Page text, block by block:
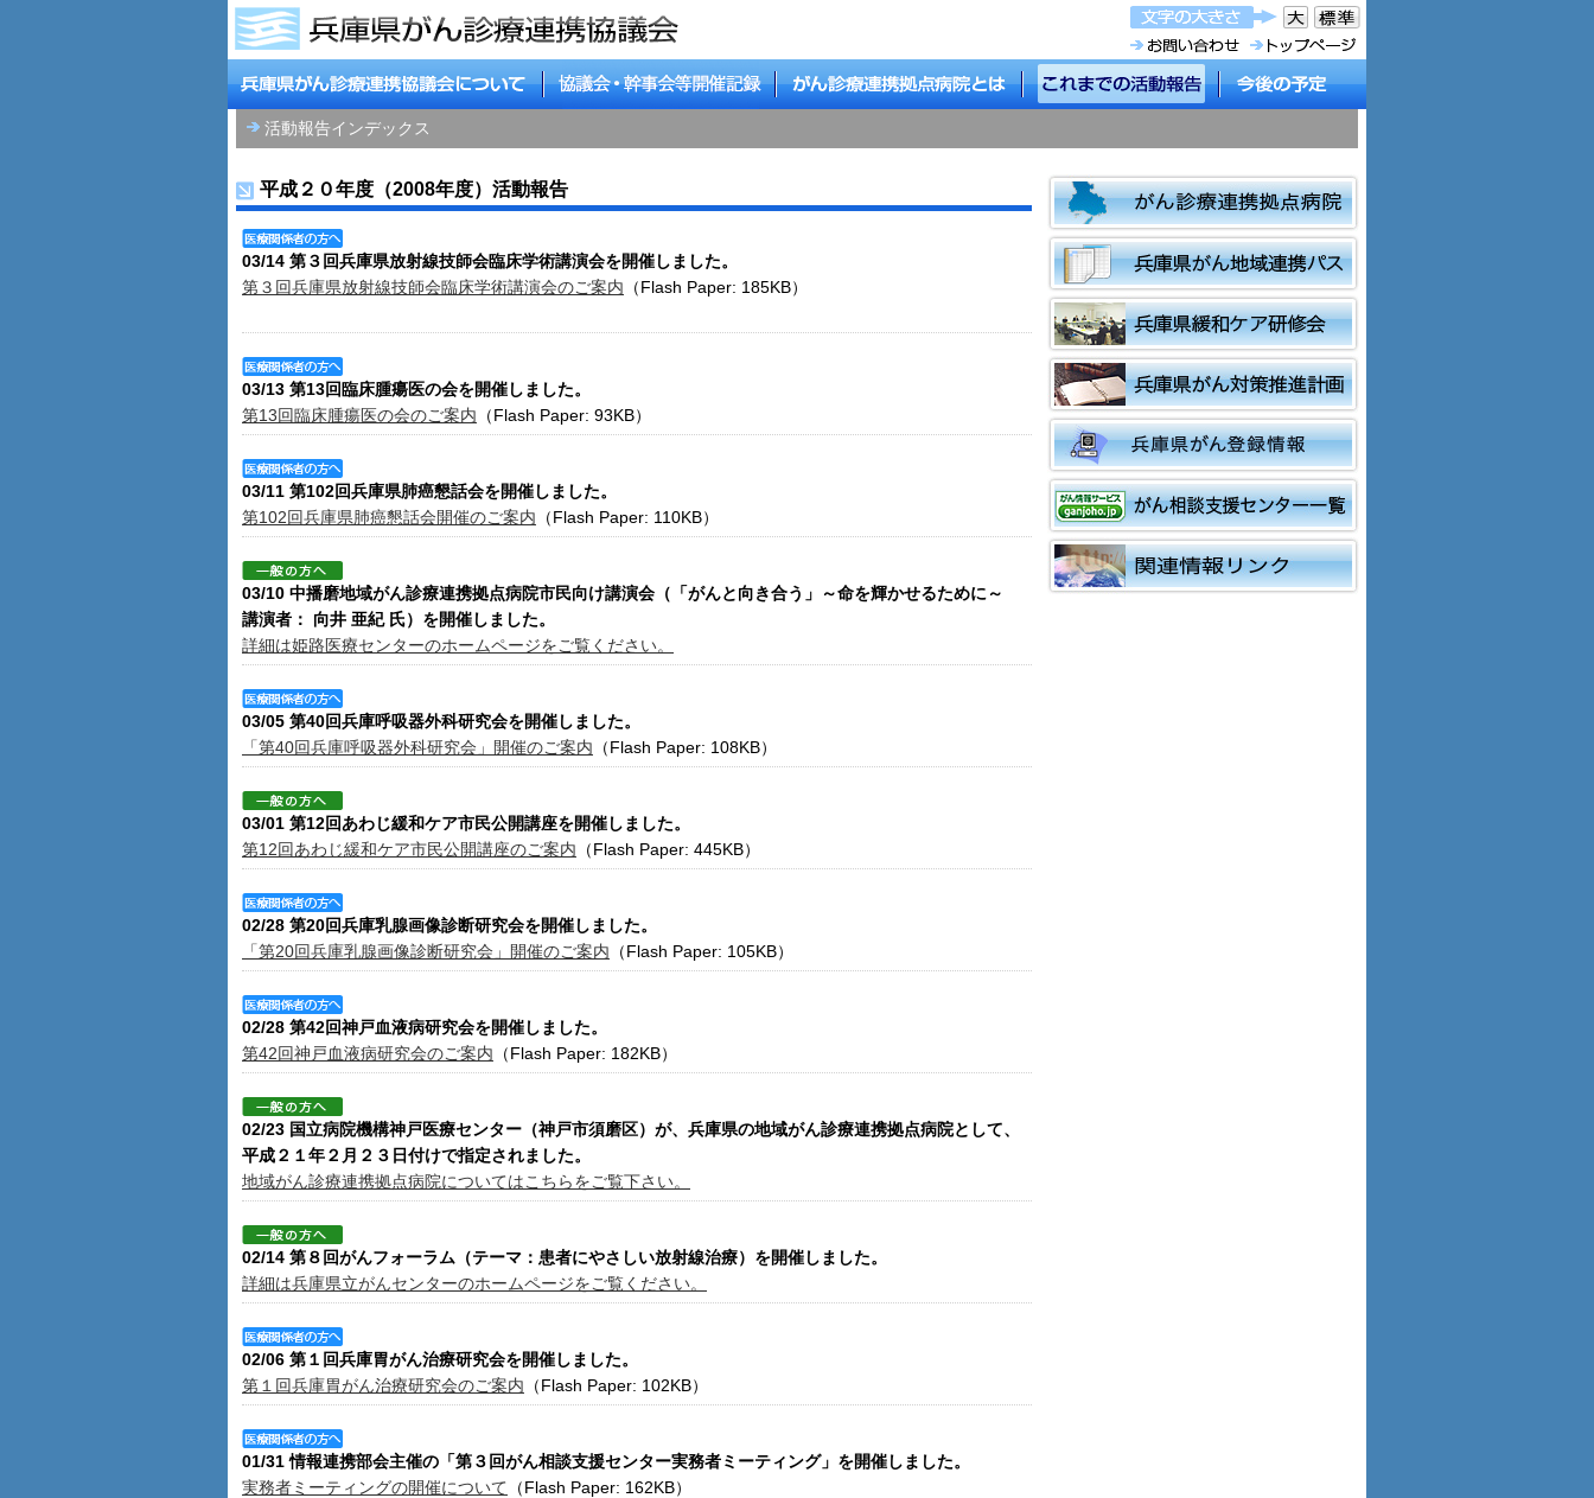
活動報告インデックス
平成２０年度（2008年度）活動報告
03/14 第３回兵庫県放射線技師会臨床学術講演会を開催しました。
第３回兵庫県放射線技師会臨床学術講演会のご案内 （Flash Paper: 185KB）
03/13 第13回臨床腫瘍医の会を開催しました。
第13回臨床腫瘍医の会のご案内 （Flash Paper: 93KB）
03/11 第102回兵庫県肺癌懇話会を開催しました。
第102回兵庫県肺癌懇話会開催のご案内 （Flash Paper: 110KB）
03/10 中播磨地域がん診療連携拠点病院市民向け講演会（「がんと向き合う」～命を輝かせるために～
講演者： 向井 亜紀 氏）を開催しました。
詳細は姫路医療センターのホームページをご覧ください。
03/05 第40回兵庫呼吸器外科研究会を開催しました。
「第40回兵庫呼吸器外科研究会」開催のご案内 （Flash Paper: 108KB）
03/01 第12回あわじ緩和ケア市民公開講座を開催しました。
第12回あわじ緩和ケア市民公開講座のご案内 （Flash Paper: 445KB）
02/28 第20回兵庫乳腺画像診断研究会を開催しました。
「第20回兵庫乳腺画像診断研究会」開催のご案内 （Flash Paper: 105KB）
02/28 第42回神戸血液病研究会を開催しました。
第42回神戸血液病研究会のご案内 （Flash Paper: 182KB）
02/23 国立病院機構神戸医療センター（神戸市須磨区）が、兵庫県の地域がん診療連携拠点病院として、
平成２１年２月２３日付けで指定されました。
地域がん診療連携拠点病院についてはこちらをご覧下さい。
02/14 第８回がんフォーラム（テーマ：患者にやさしい放射線治療）を開催しました。
詳細は兵庫県立がんセンターのホームページをご覧ください。
02/06 第１回兵庫胃がん治療研究会を開催しました。
第１回兵庫胃がん治療研究会のご案内 （Flash Paper: 102KB）
01/31 情報連携部会主催の「第３回がん相談支援センター実務者ミーティング」を開催しました。
実務者ミーティングの開催について （Flash Paper: 162KB）